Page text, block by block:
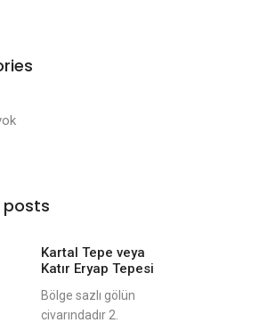
posts
Kartal Tepe veya
Katır Eryap Tepesi
Bölge sazlı gölün
civarındadır 2.